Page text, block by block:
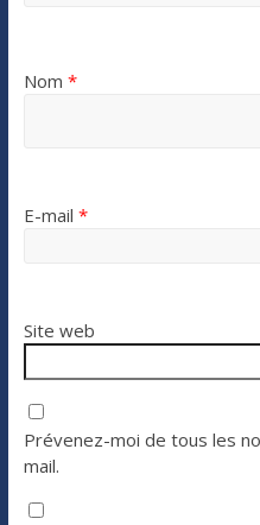
Nom *
E-mail *
Site web
Prévenez-moi de tous les
mail.